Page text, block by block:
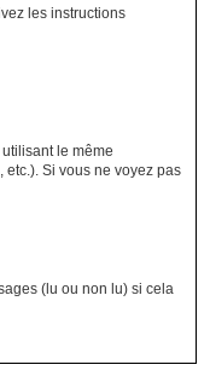
les instructions
le même
Si vous ne voyez pas
(lu ou non lu) si cela